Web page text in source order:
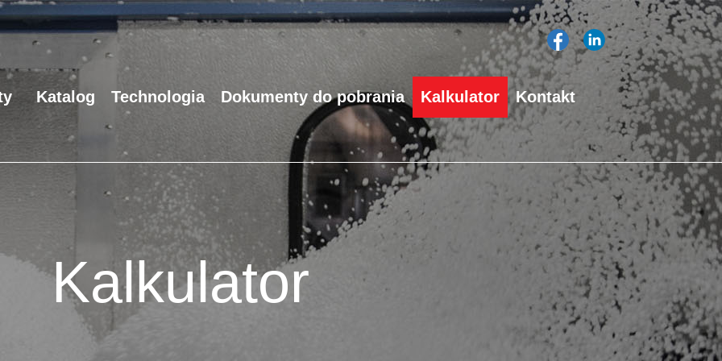
Katalog Technologia Dokumenty do pobrania Kalkulator Kontakt
Kalkulator